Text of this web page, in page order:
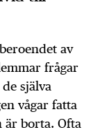
av
frågar
själva
vågar fatta
är borta. Ofta